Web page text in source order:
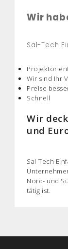
Wir
Sal-Tech
Wir sind Ihr
Preise
Schnell
Wir
und
Sal-Tech
Nord- und
tätig ist.